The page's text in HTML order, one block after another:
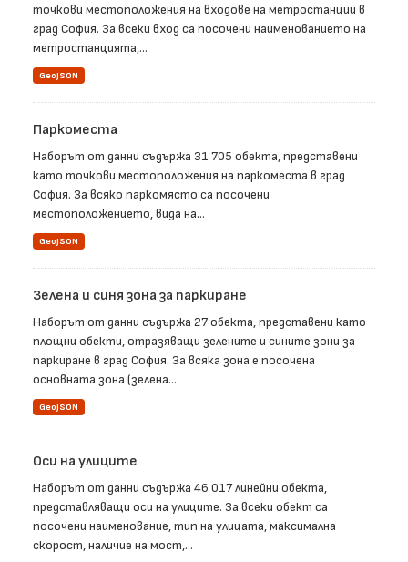
точкови местоположения на входове на метростанции в
град София. За всеки вход са посочени наименованието на
метростанцията,...
GeoJSON
Паркоместа
Наборът от данни съдържа 31 705 обекта, представени
като точкови местоположения на паркоместа в град
София. За всяко паркомясто са посочени
местоположението, вида на...
GeoJSON
Зелена и синя зона за паркиране
Наборът от данни съдържа 27 обекта, представени като
площни обекти, отразяващи зелените и сините зони за
паркиране в град София. За всяка зона е посочена
основната зона (зелена...
GeoJSON
Оси на улиците
Наборът от данни съдържа 46 017 линейни обекта,
представляващи оси на улиците. За всеки обект са
посочени наименование, тип на улицата, максимална
скорост, наличие на мост,...